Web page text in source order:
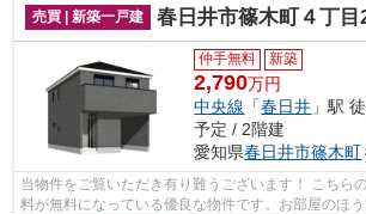
売買 | 新築一戸建 春日井市篠木町４丁目2『仲介料無
仲手無料 新築
2,790万円
中央線 「春日井 」駅
予定 / 2階建
愛知県春日井市篠木町
当物件をご覧いただき有り難うございます！ こちら
料が無料になっている優良な物件です。お部屋のほう